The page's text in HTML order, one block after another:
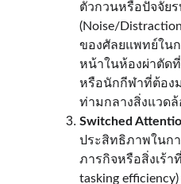
ตัวกวนหรือปัจจัย
(Noise/
ของศัลยแพทย์ใน
หน้าในห้องผ่าตัด
หรือนักกีฬาที่ต้อง
ท่ามกลางสิ่งแวด
Switched
ประสิทธิภาพในก
ภารกิจหรือสิ่งเร้า
tasking